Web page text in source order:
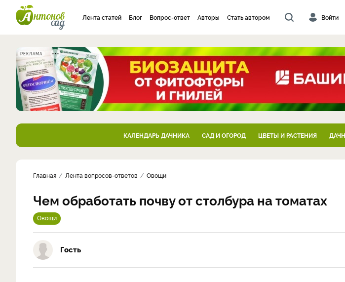
Лента статей Блог Вопрос-ответ Авторы Стать автором Войти
РЕКЛАМА
КАЛЕНДАРЬ ДАЧНИКА САД И ОГОРОД ЦВЕТЫ И РАСТЕНИЯ
Главная Лента вопросов-ответов Овощи
Чем обработать почву от столбура на томатах
Овощи
Гость